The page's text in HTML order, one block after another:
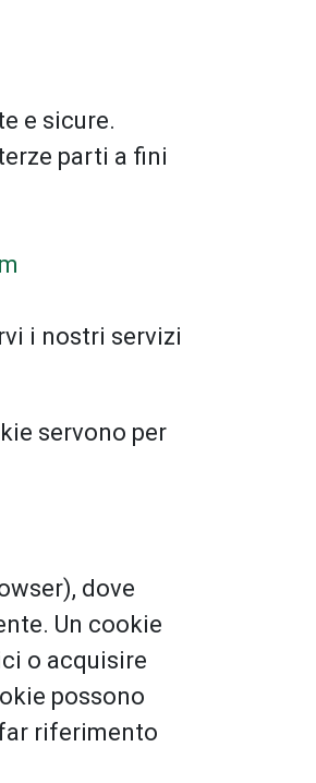
e sicure.
parti a fini
i nostri servizi
servono per
dove
Un cookie
o acquisire
possono
riferimento